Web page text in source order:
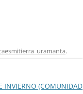
.
INVIERNO (COMUNIDAD